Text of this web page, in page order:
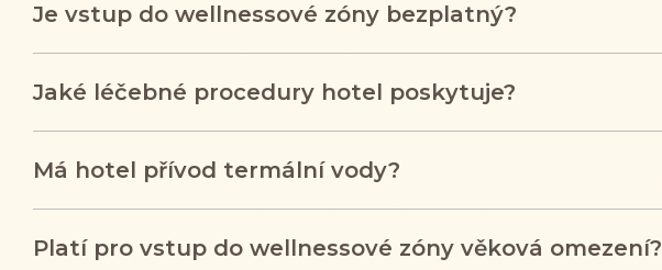
Je vstup do wellnessové zóny bezplatný?
Jaké léčebné procedury hotel poskytuje?
Má hotel přívod termální vody?
Platí pro vstup do wellnessové zóny věková omezení?